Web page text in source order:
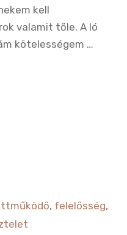
kell
valamit tőle. A ló
kötelességem …
, felelősség,